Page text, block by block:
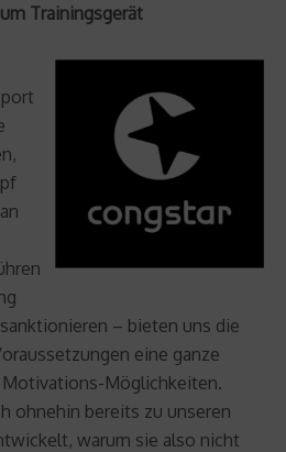
Trainingsgerät
– bieten uns die
eine ganze
Möglichkeiten.
ohnehin bereits zu unseren
warum sie also nicht